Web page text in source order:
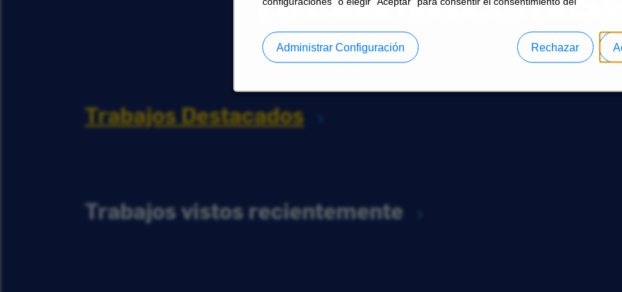
Rechazar
Administrar Configuración
EXPLORAR TRABAJOS EN
Trabajos Destacados
Trabajos vistos recientemente